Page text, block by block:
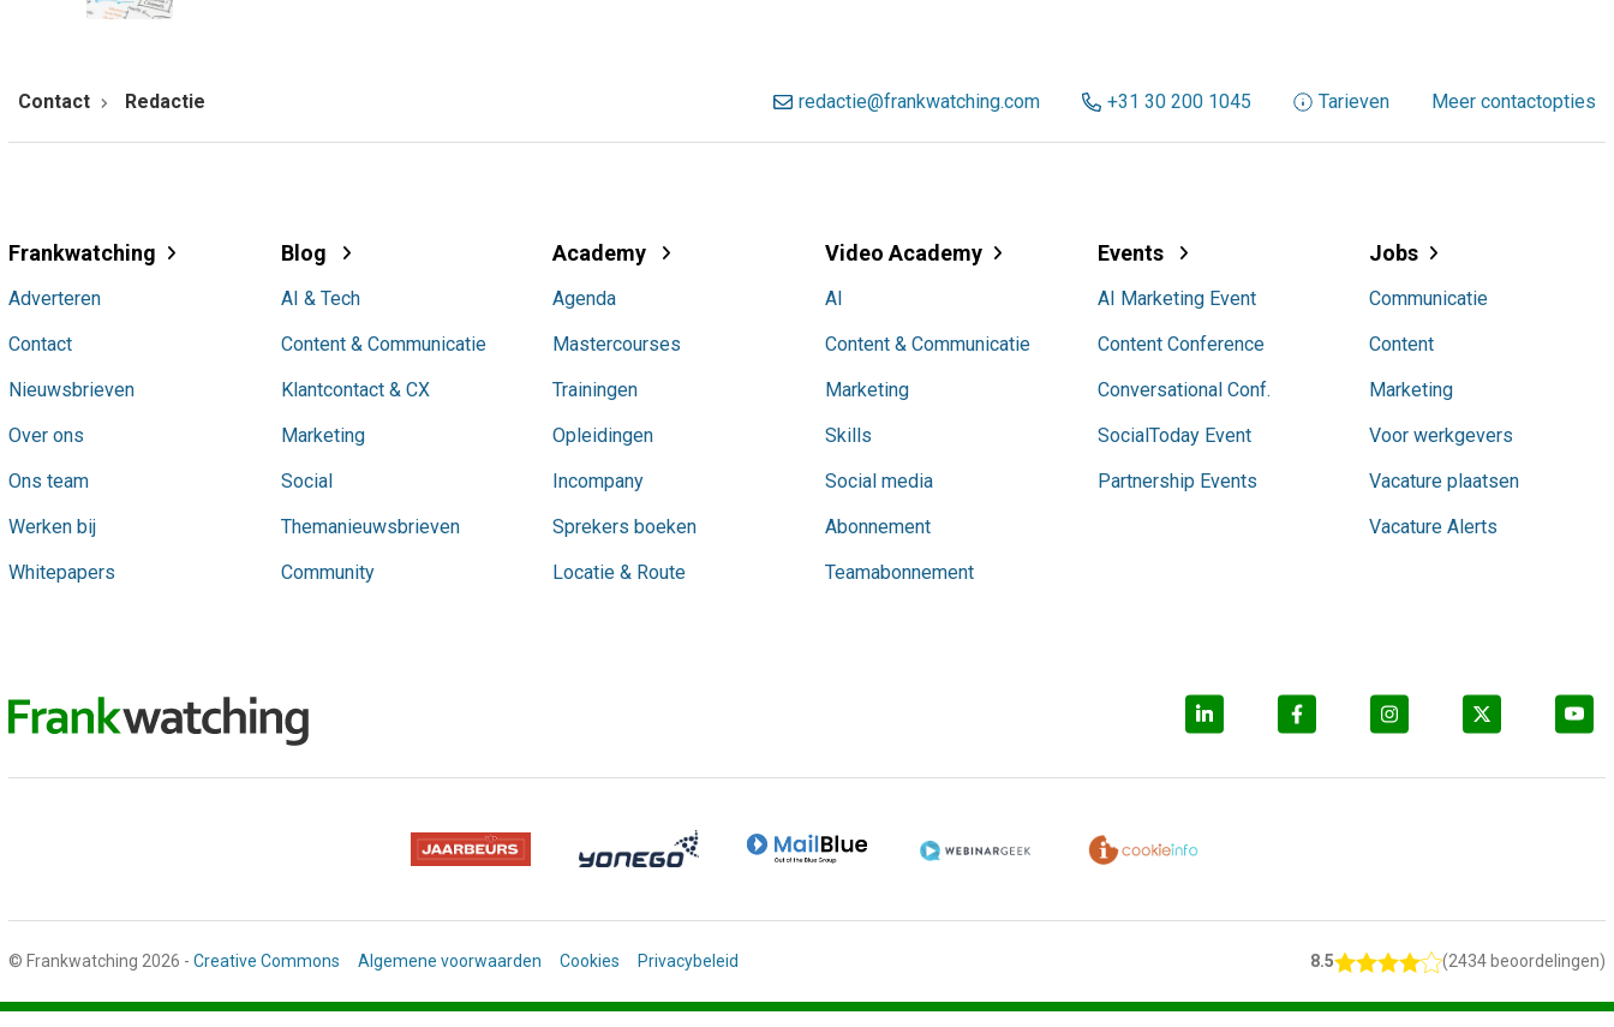
Contact Redactie redactie@frankwatching.com +31 30 200 1045 Tarieven Meer contactopties
Frankwatching
Adverteren
Contact
Nieuwsbrieven
Over ons
Ons team
Werken bij
Whitepapers
Blog
AI & Tech
Content & Communicatie
Klantcontact & CX
Marketing
Social
Themanieuwsbrieven
Community
Academy
Agenda
Mastercourses
Trainingen
Opleidingen
Incompany
Sprekers boeken
Locatie & Route
Video Academy
AI
Content & Communicatie
Marketing
Skills
Social media
Abonnement
Teamabonnement
Events
AI Marketing Event
Content Conference
Conversational Conf.
SocialToday Event
Partnership Events
Jobs
Communicatie
Content
Marketing
Voor werkgevers
Vacature plaatsen
Vacature Alerts
© Frankwatching 2026 - Creative Commons Algemene voorwaarden Cookies Privacybeleid 8.5 (2434 beoordelingen)